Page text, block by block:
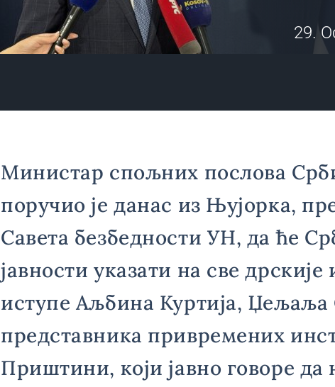
29.
Министар спољних послова
поручио је данас из Њујорка,
Савета безбедности УН, да ће
јавности указати на све дрскије
иступе Аљбина Куртија,
представника привремених
Приштини, који јавно говоре да